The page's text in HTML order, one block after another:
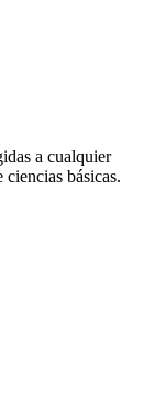
a cualquier
ciencias básicas.